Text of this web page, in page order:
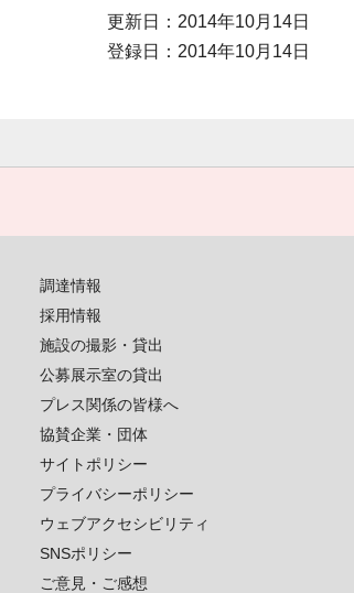
更新日：2014年10月14日
登録日：2014年10月14日
調達情報
採用情報
施設の撮影・貸出
公募展示室の貸出
プレス関係の皆様へ
協賛企業・団体
サイトポリシー
プライバシーポリシー
ウェブアクセシビリティ
SNSポリシー
ご意見・ご感想